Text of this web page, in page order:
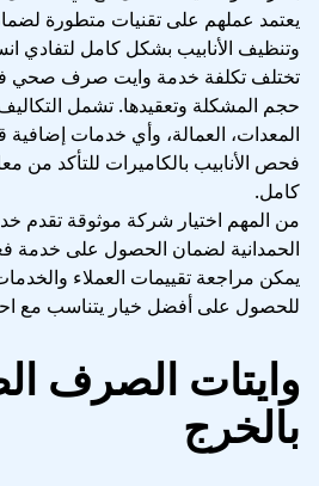
يعتمد عملهم على تقنيات متطورة
وتنظيف الأنابيب بشكل كامل لتفادي
تختلف تكلفة خدمة وايت صرف صحي في
حجم المشكلة وتعقيدها. تشمل
المعدات، العمالة، وأي خدمات
فحص الأنابيب بالكاميرات للتأكد من
كامل.
من المهم اختيار شركة موثوقة
الحمدانية لضمان الحصول على خدمة
يمكن مراجعة تقييمات العملاء
للحصول على أفضل خيار يتناسب مع
وايتات الصرف
بالخرج